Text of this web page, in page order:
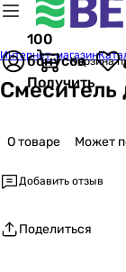
100
бонусов
Получить
Корзина
Интернет-магазин
Смеситель
О товаре Может
Добавить отзыв
Поделиться